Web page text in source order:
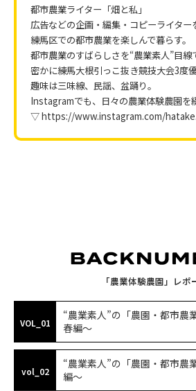
都市農業ライター「畑と私」
広告などの企画・編集・コピーライター
練馬区での都市農業を楽しんで暮らす。
都市農業のすばらしさを“農業素人”目線
密かに練馬大根引っこ抜き競技大会3度
趣味は三味線、民謡、盆踊り。
Instagramでも、日々の農業体験農園を
▽https://www.instagram.com/
「農業体験農園」レポ
VOL_01
“農業素人”の「農園・都市
春編～
vol_02
“農業素人”の「農園・都市農
編〜